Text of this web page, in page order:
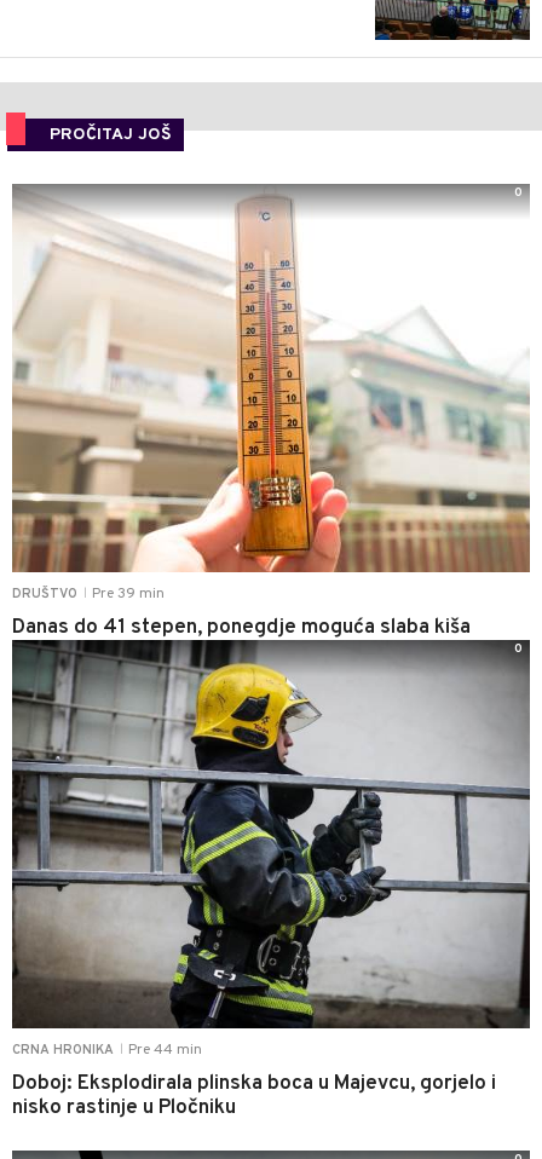
PROČITAJ JOŠ
DRUŠTVO Pre 39 min
Danas do 41 stepen, ponegdje moguća slaba kiša
0
CRNA HRONIKA Pre 44 min
Doboj: Eksplodirala plinska boca u Majevcu, gorjelo i
nisko rastinje u Pločniku
0